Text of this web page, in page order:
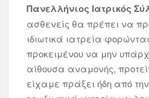
Πανελλήνιος Ιατρικός
ασθενείς θα πρέπει να
ιδιωτικά ιατρεία
προκειμένου να μην
αίθουσα αναμονής,
είχαμε πράξει ήδη από